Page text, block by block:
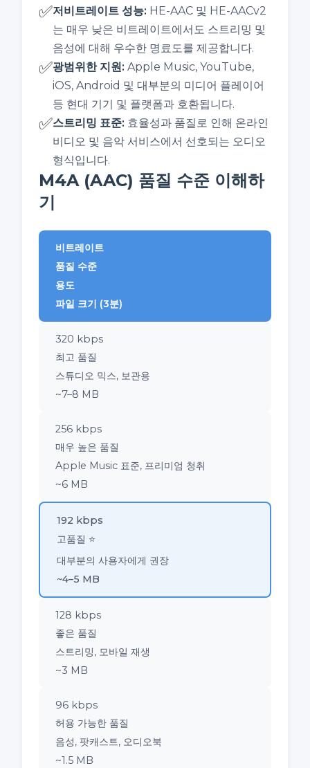
✅저비트레이트 성능: HE-AAC 및 HE-AACv2
는 매우 낮은 비트레이트에서도 스트리밍 및
음성에 대해 우수한 명료도를 제공합니다.
✅광범위한 지원: Apple Music, YouTube,
iOS, Android 및 대부분의 미디어 플레이어
등 현대 기기 및 플랫폼과 호환됩니다.
✅스트리밍 표준: 효율성과 품질로 인해 온라인
비디오 및 음악 서비스에서 선호되는 오디오
형식입니다.
M4A (AAC) 품질 수준 이해하
기
비트레이트
품질 수준
용도
파일 크기 (3분)
320 kbps
최고 품질
스튜디오 믹스, 보관용
~7–8 MB
256 kbps
매우 높은 품질
Apple Music 표준, 프리미엄 청취
~6 MB
192 kbps
고품질 ⭐
대부분의 사용자에게 권장
~4–5 MB
128 kbps
좋은 품질
스트리밍, 모바일 재생
~3 MB
96 kbps
허용 가능한 품질
음성, 팟캐스트, 오디오북
~1.5 MB